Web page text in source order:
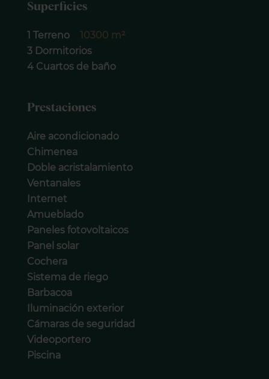
Superficies
1 Terreno
10300 m²
3 Dormitorios
4 Cuartos de baño
Prestaciones
Aire acondicionado
Chimenea
Doble acristalamiento
Ventanales
Internet
Amueblado
Paneles fotovoltaicos
Panel solar
Cochera
Sistema de riego
Barbacoa
Iluminación exterior
Cámaras de seguridad
Videoportero
Piscina